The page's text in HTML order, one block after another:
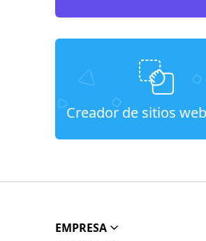
Creador de sitios
EMPRESA